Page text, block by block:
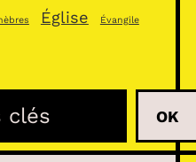
Église Évangile
OK